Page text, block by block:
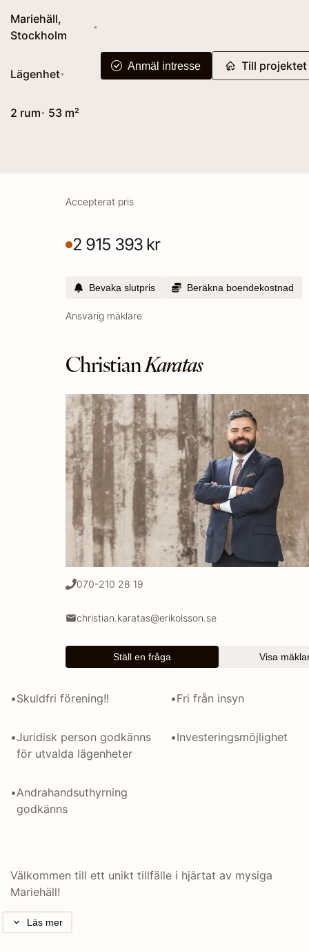
Mariehäll,
Stockholm
•
Lägenhet•
2 rum• 53 m²
Anmäl intresse Till projektet
•Skuldfri förening!!
•Juridisk person godkänns
för utvalda lägenheter
•Andrahandsuthyrning
godkänns
•Fri från insyn
•Investeringsmöjlighet
Välkommen till ett unikt tillfälle i hjärtat av mysiga
Mariehäll!
Läs mer
Accepterat pris
2 915 393 kr
Bevaka slutpris Beräkna boendekostnad
Ansvarig mäklare
ChristianKaratas
070-210 28 19
christian.karatas@erikolsson.se
Ställ en fråga Visa